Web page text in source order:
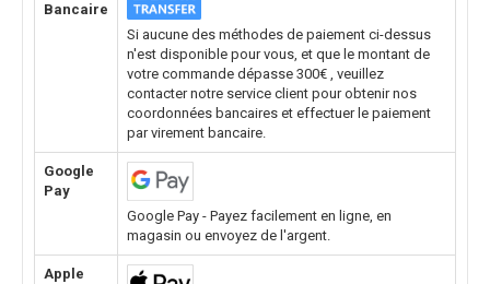
Bancaire
Si aucune des méthodes de paiement ci-dessus
n'est disponible pour vous, et que le montant de
votre commande dépasse 300€ , veuillez
contacter notre service client pour obtenir nos
coordonnées bancaires et effectuer le paiement
par virement bancaire.
Google
Pay
Google Pay - Payez facilement en ligne, en
magasin ou envoyez de l'argent.
Apple